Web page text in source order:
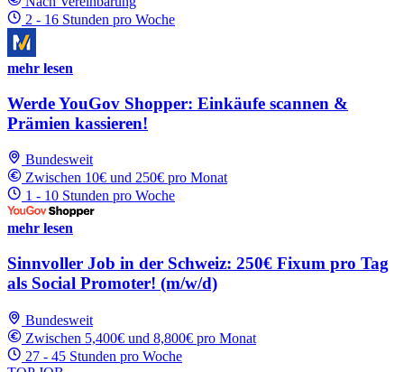
2 - 16 Stunden pro Woche
mehr lesen
Werde YouGov Shopper: Einkäufe scannen &
Prämien kassieren!
Bundesweit
Zwischen 10€ und 250€ pro Monat
1 - 10 Stunden pro Woche
mehr lesen
Sinnvoller Job in der Schweiz: 250€ Fixum pro Tag
als Social Promoter! (m/w/d)
Bundesweit
Zwischen 5,400€ und 8,800€ pro Monat
27 - 45 Stunden pro Woche